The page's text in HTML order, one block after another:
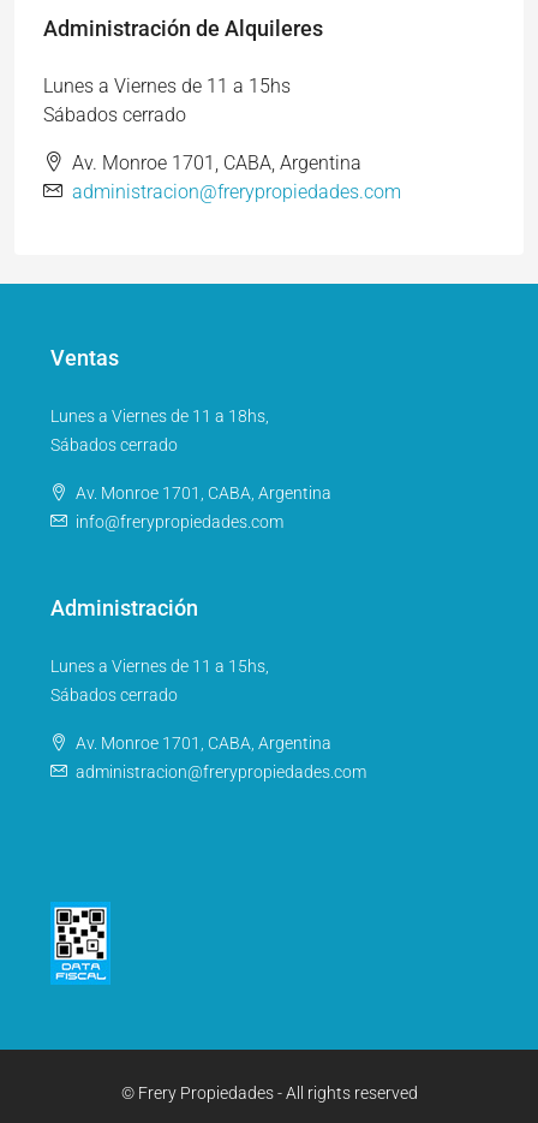
Administración de Alquileres
Lunes a Viernes de 11 a 15hs
Sábados cerrado
Av. Monroe 1701, CABA, Argentina
administracion@frerypropiedades.com
Ventas
Lunes a Viernes de 11 a 18hs,
Sábados cerrado
Av. Monroe 1701, CABA, Argentina
info@frerypropiedades.com
Administración
Lunes a Viernes de 11 a 15hs,
Sábados cerrado
Av. Monroe 1701, CABA, Argentina
administracion@frerypropiedades.com
© Frery Propiedades - All rights reserved